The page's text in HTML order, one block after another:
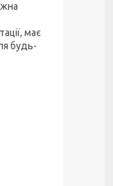
має
будь-